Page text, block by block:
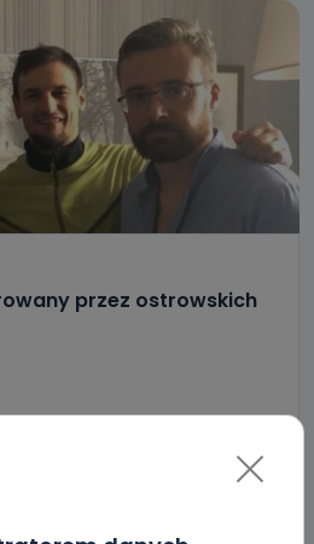
przez ostrowskich
5